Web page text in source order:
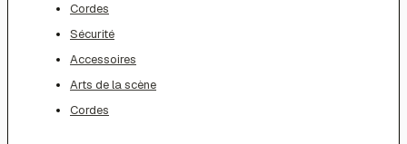
Cordes
Sécurité
Accessoires
Arts de la scène
Cordes